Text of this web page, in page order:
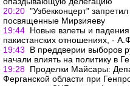
20:20 "Узбекконцерт" запретил
посвященные Мирзияеву
19:44 Новые взлеты и
пакистанских отношениях, -
19:43
В преддверии выборов
начали влиять на политику в
19:28 Проделки Майсары:
Ферганской области при